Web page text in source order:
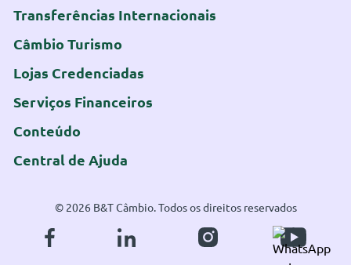
Transferências Internacionais
Câmbio Turismo
Lojas Credenciadas
Serviços Financeiros
Conteúdo
Central de Ajuda
© 2026 B&T Câmbio. Todos os direitos reservados